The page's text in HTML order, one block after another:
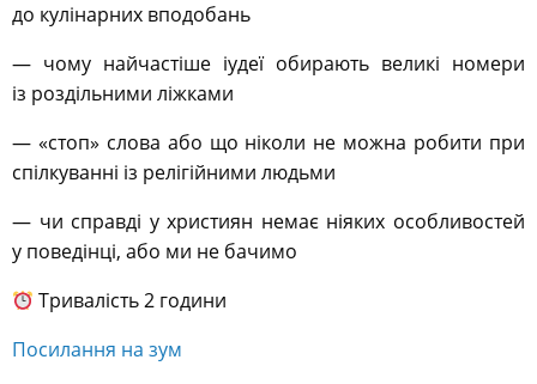
до кулінарних вподобань
— чому найчастіше іудеї обирають великі номери
із роздільними ліжками
— «стоп» слова або що ніколи не можна робити при
спілкуванні із релігійними людьми
— чи справді у християн немає ніяких особливостей
у поведінці, або ми не бачимо
Тривалість 2 години
Посилання на зум